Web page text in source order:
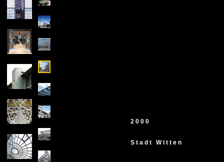
2000
Stadt Witten